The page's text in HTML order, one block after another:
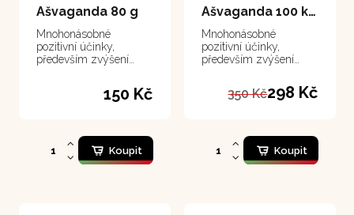
Ašvaganda 80 g
Mnohonásobné
pozitivní účinky,
především zvýšení
150 Kč
Koupit
Ašvaganda 100 kapsle
Mnohonásobné
pozitivní účinky,
především zvýšení
350 Kč298 Kč
Koupit